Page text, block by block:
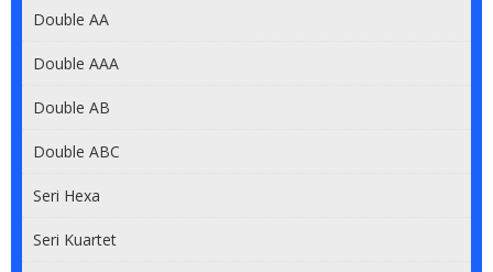
Double AA
Double AAA
Double AB
Double ABC
Seri Hexa
Seri Kuartet